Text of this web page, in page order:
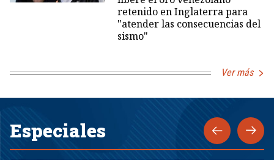
retenido en Inglaterra para
"atender las consecuencias del
sismo"
Ver más
Especiales